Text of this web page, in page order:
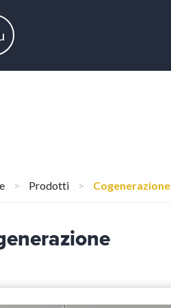
> Prodotti > Cogenerazione